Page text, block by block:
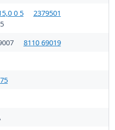
0 5
2379501
8110 69019